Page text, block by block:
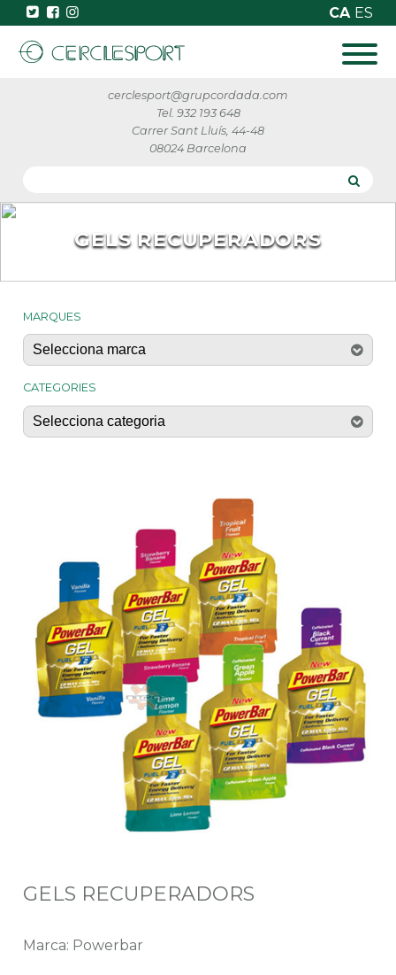
CA ES
cerclesport@grupcordada.com
Tel. 932 193 648
Carrer Sant Lluís, 44-48
08024 Barcelona
GELS RECUPERADORS
MARQUES
CATEGORIES
GELS RECUPERADORS
Marca: Powerbar